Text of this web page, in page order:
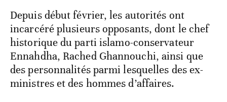
Depuis début février, les autorités ont
incarcéré plusieurs opposants, dont le chef
historique du parti islamo-conservateur
Ennahdha, Rached Ghannouchi, ainsi que
des personnalités parmi lesquelles des ex-
ministres et des hommes d’affaires.